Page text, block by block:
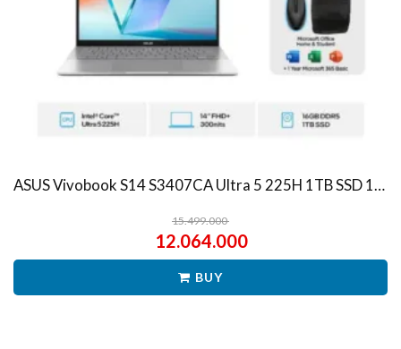
ASUS Vivobook S14 S3407CA Ultra 5 225H 1TB SSD 16GB WUXGA IPS Win11+OHS
15.499.000
12.064.000
BUY